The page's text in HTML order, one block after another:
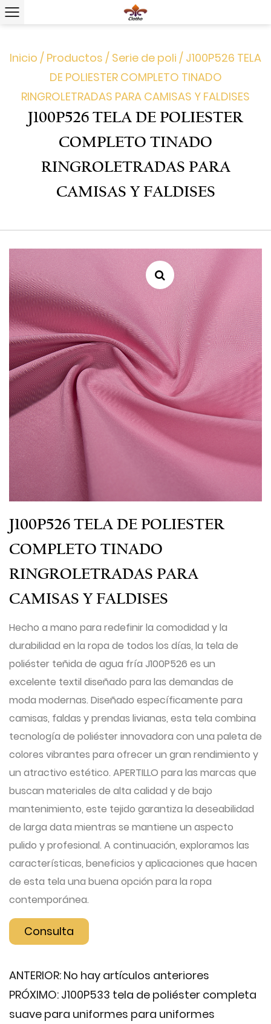
Inicio / Productos / Serie de poli / J100P526 TELA
DE POLIESTER COMPLETO TINADO
RINGROLETRADAS PARA CAMISAS Y FALDISES
J100P526 TELA DE POLIESTER
COMPLETO TINADO
RINGROLETRADAS PARA
CAMISAS Y FALDISES
J100P526 TELA DE POLIESTER
COMPLETO TINADO
RINGROLETRADAS PARA
CAMISAS Y FALDISES
Hecho a mano para redefinir la comodidad y la
durabilidad en la ropa de todos los días, la tela de
poliéster teñida de agua fría J100P526 es un
excelente textil diseñado para las demandas de
moda modernas. Diseñado específicamente para
camisas, faldas y prendas livianas, esta tela combina
tecnología de poliéster innovadora con una paleta de
colores vibrantes para ofrecer un gran rendimiento y
un atractivo estético. APERTILLO para las marcas que
buscan materiales de alta calidad y de bajo
mantenimiento, este tejido garantiza la deseabilidad
de larga data mientras se mantiene un aspecto
pulido y profesional. A continuación, exploramos las
características, beneficios y aplicaciones que hacen
de esta tela una buena opción para la ropa
contemporánea.
Consulta
ANTERIOR: No hay artículos anteriores
PRÓXIMO: J100P533 tela de poliéster completa
suave para uniformes para uniformes